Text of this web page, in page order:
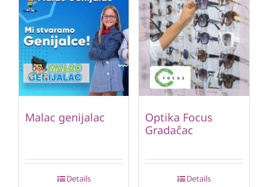
Malac genijalac
Details
Optika Focus
Gradačac
Details